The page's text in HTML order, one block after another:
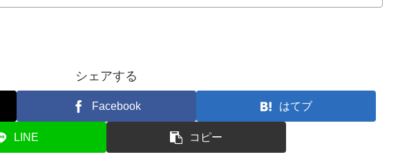
シェアする
Facebook はてブ
LINE コピー